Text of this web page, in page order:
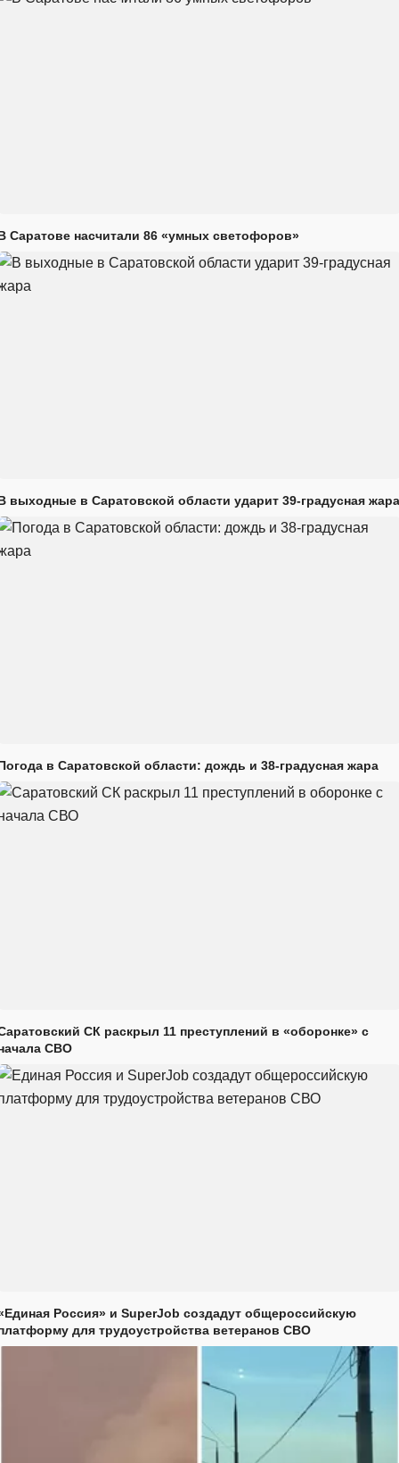
Саратове насчитали 86 «умных светофоров»
выходные в Саратовской области ударит 39-градусная жара
в Саратовской области: дождь и 38-градусная жара
СК раскрыл 11 преступлений в «оборонке» с
СВО
Россия» и SuperJob создадут общероссийскую
для трудоустройства ветеранов СВО